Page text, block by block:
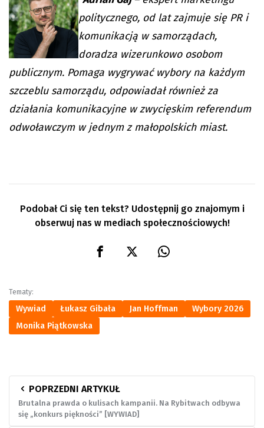
politycznego, od lat zajmuje się PR i
komunikacją w samorządach,
doradza wizerunkowo osobom
publicznym. Pomaga wygrywać wybory na każdym
szczeblu samorządu, odpowiadał również za
działania komunikacyjne w zwycięskim referendum
odwoławczym w jednym z małopolskich miast.
Podobał Ci się ten tekst? Udostępnij go znajomym i
obserwuj nas w mediach społecznościowych!
Wywiad Łukasz Gibała Jan Hoffman
Wybory 2026
Monika Piątkowska
POPRZEDNI ARTYKUŁ
Brutalna prawda o kulisach kampanii. Na Rybitwach odbywa
się „konkurs piękności” [WYWIAD]